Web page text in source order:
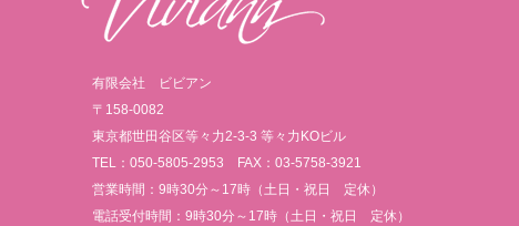
有限会社 ビビアン
〒158-0082
東京都世田谷区等々力2-3-3 等々力KOビル
TEL：050-5805-2953 FAX：03-5758-3921
営業時間：9時30分～17時（土日・祝日 定休）
電話受付時間：9時30分～17時（土日・祝日 定休）